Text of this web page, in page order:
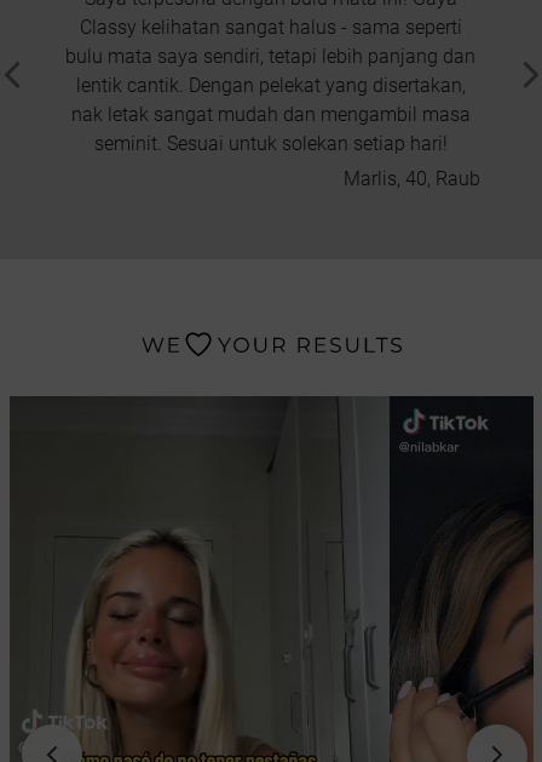
Classy kelihatan sangat halus - sama seperti
bulu mata saya sendiri, tetapi lebih panjang dan
lentik cantik. Dengan pelekat yang disertakan,
nak letak sangat mudah dan mengambil masa
seminit. Sesuai untuk solekan setiap hari!
Marlis, 40, Raub